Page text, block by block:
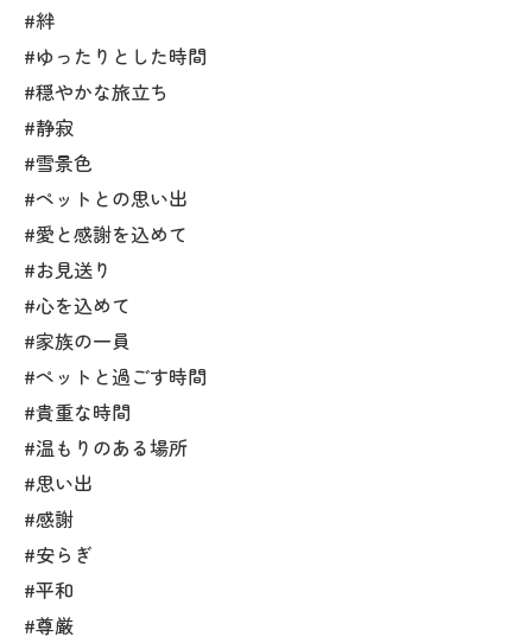
#絆
#ゆったりとした時間
#穏やかな旅立ち
#静寂
#雪景色
#ペットとの思い出
#愛と感謝を込めて
#お見送り
#心を込めて
#家族の一員
#ペットと過ごす時間
#貴重な時間
#温もりのある場所
#思い出
#感謝
#安らぎ
#平和
#尊厳